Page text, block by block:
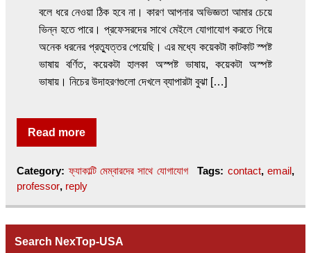
বলে ধরে নেওয়া ঠিক হবে না। কারণ আপনার অভিজ্ঞতা আমার চেয়ে
ভিন্ন হতে পারে। প্রফেসরদের সাথে মেইলে যোগাযোগ করতে গিয়ে
অনেক ধরনের প্রত্যুত্তর পেয়েছি। এর মধ্যে কয়েকটা কাটকাট স্পষ্ট
ভাষায় বর্ণিত, কয়েকটা হালকা অস্পষ্ট ভাষায়, কয়েকটা অস্পষ্ট
ভাষায়। নিচের উদাহরণগুলো দেখলে ব্যাপারটা বুঝা […]
Read more
Category:ফ্যাকাল্টি মেম্বারদের সাথে যোগাযোগ Tags: contact,email,
professor, reply
Search NexTop-USA